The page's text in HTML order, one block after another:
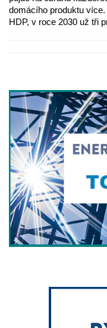
domácího produktu
HDP, v roce 2030 už tři